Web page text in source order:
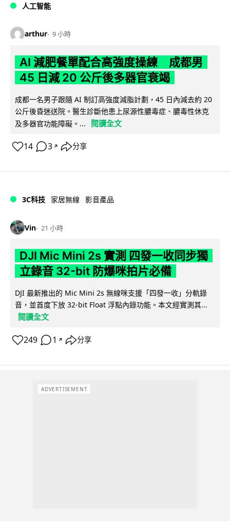
人工智能
arthur 9 小時
AI 減肥餐單配合高強度操練 成都男
45 日減 20 公斤後多器官衰竭
成都一名男子跟隨 AI 制訂高強度減脂計劃，45 日內減去約 20
公斤後昏迷送院。醫生診斷他患上尿源性膿毒症、膿毒性休克
及多器官功能障礙。...
閱讀全文
14 3 ↗ 分享
3C科技 家居無線 影音產品
Vin 21 小時
DJI Mic Mini 2s 實測 四發一收同步獨
立錄音 32-bit 防爆咪拍片必備
DJI 最新推出的 Mic Mini 2s 無線咪支援「四發一收」分軌錄
音，並首度下放 32-bit Float 浮點內錄功能。本文經實測其...
閱讀全文
249 1 ↗ 分享
ADVERTISEMENT